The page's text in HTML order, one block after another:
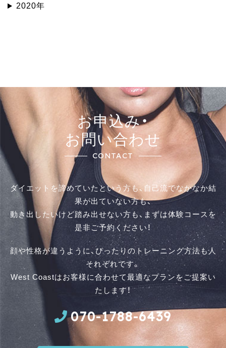
2020年
お申込み・
お問い合わせ
CONTACT
ダイエットを諦めていたという方も、自己流でなかなか結
果が出ていない方も、
動き出したいけど踏み出せない方も、まずは体験コースを
是⾮ご予約ください！
顔や性格が違うように、ぴったりのトレーニング方法も人
それぞれです。
West Coastはお客様に合わせて最適なプランをご提案い
たします！
070-1788-6439